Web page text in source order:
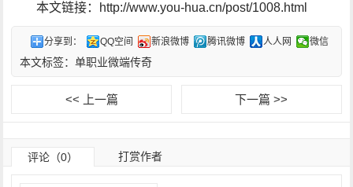
本文链接：http://www.you-hua.cn/post/1008.html
分享到： QQ空间 新浪微博 腾讯微博 人人网 微信
本文标签：单职业微端传奇
<< 上一篇 下一篇 >>
评论（0） 打赏作者